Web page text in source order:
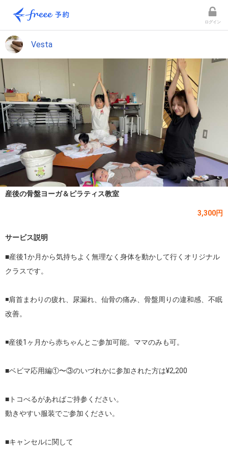
ログイン
Vesta
産後の骨盤ヨーガ＆ピラティス教室
3,300円
サービス説明
■産後1か月から気持ちよく無理なく身体を動かして行くオリジナル
クラスです。
◾️肩首まわりの疲れ、尿漏れ、仙骨の痛み、骨盤周りの違和感、不眠
改善。
◾️産後1ヶ月から赤ちゃんとご参加可能。ママのみも可。
■ベビマ応用編①〜③のいづれかに参加された方は¥2,200
■トコべるがあればご持参ください。
動きやすい服装でご参加ください。
■キャンセルに関して